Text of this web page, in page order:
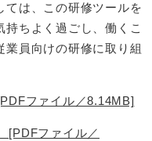
は、この研修ツールを
ちよく過ごし、働くこ
業員向けの研修に取り組
ファイル／8.14MB]
[PDFファイル／